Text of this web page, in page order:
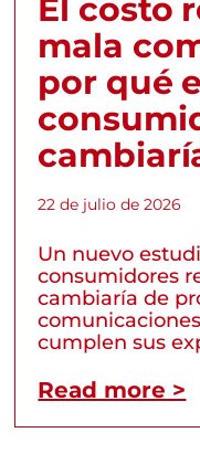
El costo
mala
por qué
22 de julio de 2026
Un nuevo
consumidores
cambiaría de
cumplen sus
Read more >